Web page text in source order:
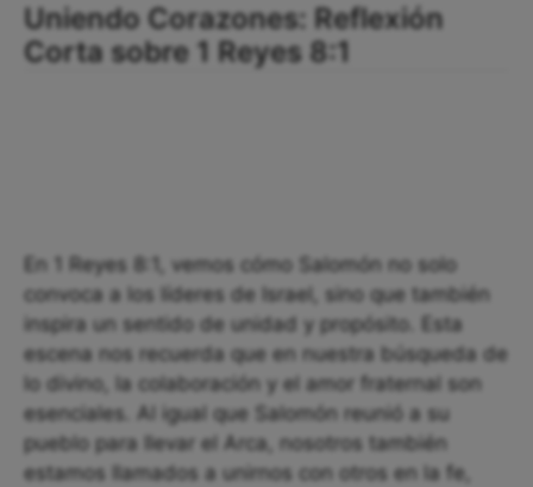
Uniendo Corazones: Reflexión
Corta sobre 1 Reyes 8:1
En 1 Reyes 8:1, vemos cómo Salomón no solo
convoca a los líderes de Israel, sino que también
inspira un sentido de unidad y propósito. Esta
escena nos recuerda que en nuestra búsqueda de
lo divino, la colaboración y el amor fraternal son
esenciales. Al igual que Salomón reunió a su
pueblo para llevar el Arca, nosotros también
estamos llamados a unirnos con otros en la fe,